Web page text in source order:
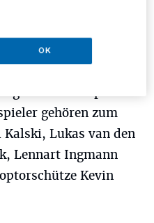
natürlich mit
sagt ASV-
"Zudem verfügt
gehören zum
Kalski, Lukas van den
Lennart Ingmann
Kevin
OK